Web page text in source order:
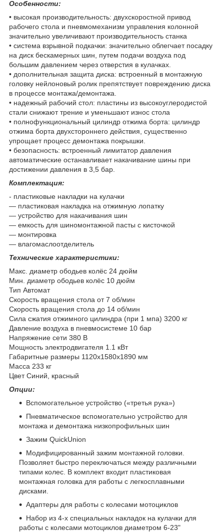
Особенности:
• высокая производительность: двухскоростной привод
рабочего стола и пневмомеханизм управления колонной
значительно увеличивают производительность станка
• система взрывной подкачки: значительно облегчает посадку
на диск бескамерных шин, путем подачи воздуха под
большим давлением через отверстия в кулачках.
• дополнительная защита диска: встроенный в монтажную
головку нейлоновый ролик препятствует повреждению диска
в процессе монтажа/демонтажа.
• надежный рабочий стол: пластины из высокоуглеродистой
стали снижают трение и уменьшают износ стола
• полнофункциональный цилиндр отжима борта: цилиндр
отжима борта двухстороннего действия, существенно
упрощает процесс демонтажа покрышки.
• безопасность: встроенный лимитатор давления
автоматические останавливает накачивание шины при
достижении давления в 3,5 бар.
Комплектация:
- пластиковые накладки на кулачки
― пластиковая накладка на отжимную лопатку
― устройство для накачивания шин
― емкость для шиномонтажной пасты с кисточкой
― монтировка
― влагомаслоотделитель
Технические характеристики:
Макс. диаметр ободьев колёс 24 дюйм
Мин. диаметр ободьев колёс 10 дюйм
Тип Автомат
Скорость вращения стола от 7 об/мин
Скорость вращения стола до 14 об/мин
Cила сжатия отжимного цилиндра (при 1 мпа) 3200 кг
Давление воздуха в пневмосистеме 10 бар
Напряжение сети 380 В
Мощность электродвигателя 1.1 кВт
Габаритные размеры 1120х1580х1890 мм
Масса 233 кг
Цвет Синий, красный
Опции:
Вспомогательное устройство («третья рука»)
Пневматическое вспомогательно устройство для
монтажа и демонтажа низкопрофильных шин
Зажим QuickUnion
Модифицированный зажим монтажной головки.
Позволяет быстро переключаться между различными
типами колес. В комплект входит пластиковая
монтажная головка для работы с легкосплавными
дисками.
Адаптеры для работы с колесами мотоциклов
Набор из 4-х специальных накладок на кулачки для
работы с колесами мотоциклов диаметром 6-23"